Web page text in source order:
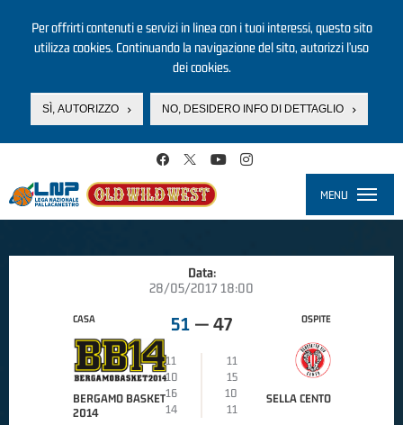
Per offrirti contenuti e servizi in linea con i tuoi interessi, questo sito
utilizza cookies. Continuando la navigazione del sito, autorizzi l’uso
dei cookies.
SÌ, AUTORIZZO NO, DESIDERO INFO DI DETTAGLIO
MENU
Data:
28/05/2017 18:00
CASA
BERGAMO BASKET
2014
51 — 47
11
11
10
15
16
10
14
11
OSPITE
SELLA CENTO